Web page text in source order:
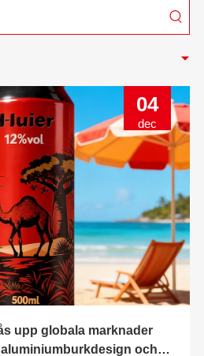
04
dec
upp globala marknader
och